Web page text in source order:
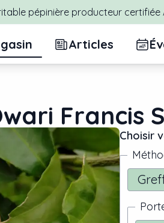
pépinière producteur
Articles
Francis
Choisir